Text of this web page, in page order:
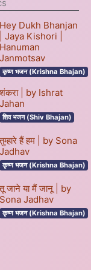
Hey Dukh Bhanjan
| Jaya Kishori |
Hanuman
Janmotsav
कृष्ण भजन (Krishna Bhajan)
शंकरा | by Ishrat
Jahan
शिव भजन (Shiv Bhajan)
तुम्हारे हैं हम | by Sona
Jadhav
कृष्ण भजन (Krishna Bhajan)
तू जाने या मैं जानू | by
Sona Jadhav
कृष्ण भजन (Krishna Bhajan)